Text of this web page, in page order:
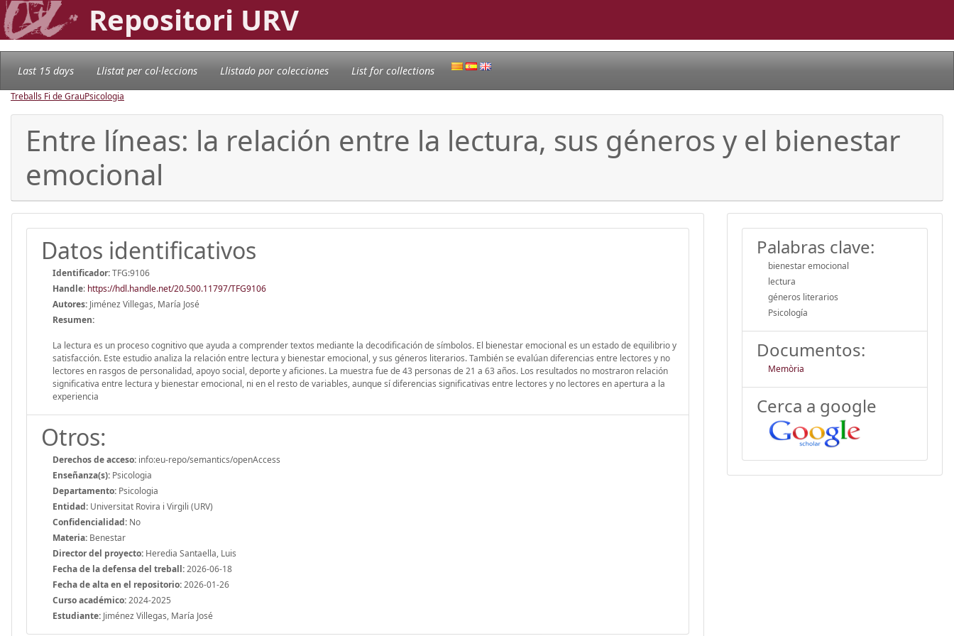
Repositori URV
Last 15 days Llistat per col·leccions Llistado por colecciones List for collections
Treballs Fi de GrauPsicologia
Entre líneas: la relación entre la lectura, sus géneros y el bienestar
emocional
Datos identificativos
Identificador:TFG:9106
Handle: https://hdl.handle.net/20.500.11797/TFG9106
Autores: Jiménez Villegas, María José
Resumen:
La lectura es un proceso cognitivo que ayuda a comprender textos mediante la decodificación de símbolos. El bienestar emocional es un estado de equilibrio y
satisfacción. Este estudio analiza la relación entre lectura y bienestar emocional, y sus géneros literarios. También se evalúan diferencias entre lectores y no
lectores en rasgos de personalidad, apoyo social, deporte y aficiones. La muestra fue de 43 personas de 21 a 63 años. Los resultados no mostraron relación
significativa entre lectura y bienestar emocional, ni en el resto de variables, aunque sí diferencias significativas entre lectores y no lectores en apertura a la
experiencia
Otros:
Derechos de acceso: info:eu-repo/semantics/openAccess
Enseñanza(s): Psicologia
Departamento: Psicologia
Entidad: Universitat Rovira i Virgili (URV)
Confidencialidad: No
Materia: Benestar
Director del proyecto: Heredia Santaella, Luis
Fecha de la defensa del treball:2026-06-18
Fecha de alta en el repositorio:2026-01-26
Curso académico:2024-2025
Estudiante: Jiménez Villegas, María José
Palabras clave:
bienestar emocional
lectura
géneros literarios
Psicología
Documentos:
Memòria
Cerca a google